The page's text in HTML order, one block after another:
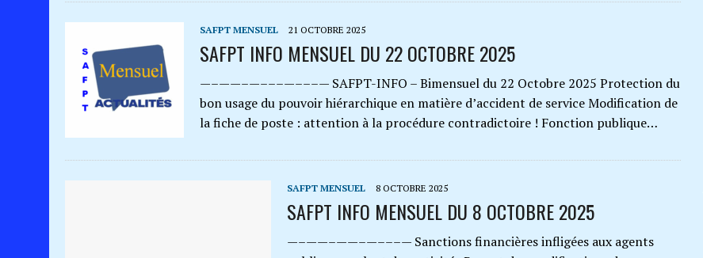
SAFPT MENSUEL 21 OCTOBRE 2025
SAFPT INFO MENSUEL DU 22 OCTOBRE 2025
—–——–—–––—–––— SAFPT-INFO – Bimensuel du 22 Octobre 2025 Protection du
bon usage du pouvoir hiérarchique en matière d’accident de service Modification de
la fiche de poste : attention à la procédure contradictoire ! Fonction publique…
SAFPT MENSUEL 8 OCTOBRE 2025
SAFPT INFO MENSUEL DU 8 OCTOBRE 2025
—–——–——–—–––— Sanctions financières infligées aux agents